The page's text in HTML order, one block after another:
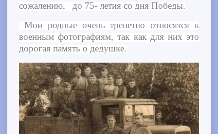
сожалению, до 75- летия со дня Победы.
Мои родные очень трепетно относятся к
военным фотографиям, так как для них это
дорогая память о дедушке.